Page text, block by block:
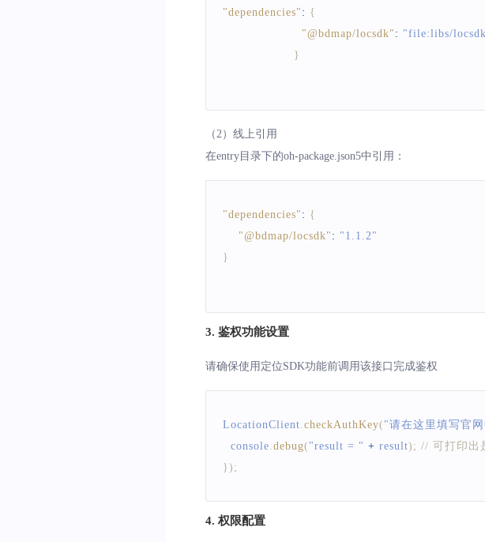
"dependencies" : {
"@bdmap/locsdk" : "file:libs/
}
（2）线上引用
在entry目录下的oh-package.json5中引用：
"dependencies" : {
"@bdmap/locsdk" : "1.1.2"
}
3. 鉴权功能设置
请确保使用定位SDK功能前调用该接口完成鉴权
LocationClient checkAuthKey( "请在这里填写官
console debug( "result = " + result) ; // 可打印出
}) ;
4. 权限配置